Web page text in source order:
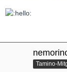
Tamino-